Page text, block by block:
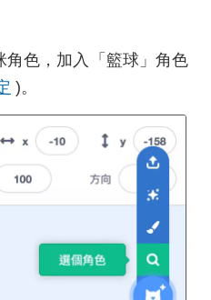
角色，加入「籃球」角色
)。